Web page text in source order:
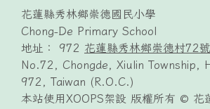
頁尾區域內容
花蓮縣秀林鄉崇德國民小學
Chong-De Primary School
地址： 972 花蓮縣秀林鄉崇德村72號
No.72, Chongde, Xiulin Township,
972, Taiwan (R.O.C.)
本站使用XOOPS架設 版權所有 © 花